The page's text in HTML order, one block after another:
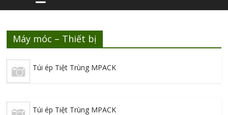
Máy móc – Thiết bị
Túi ép Tiệt Trùng MPACK
Túi ép Tiệt Trùng MPACK